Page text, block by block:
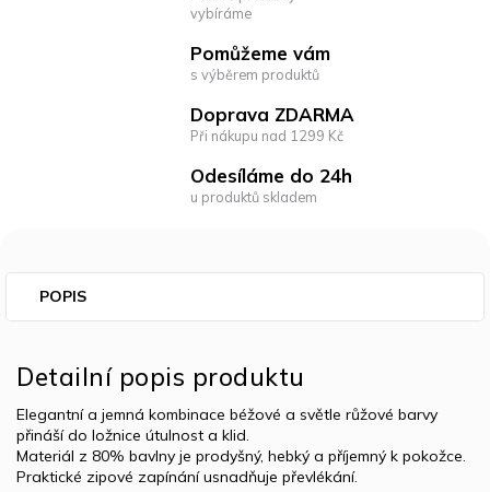
vybíráme
Pomůžeme vám
s výběrem produktů
Doprava ZDARMA
Při nákupu nad 1299 Kč
Odesíláme do 24h
u produktů skladem
POPIS
Detailní popis produktu
Elegantní a jemná kombinace béžové a světle růžové barvy
přináší do ložnice útulnost a klid.
Materiál z 80% bavlny je prodyšný, hebký a příjemný k pokožce.
Praktické zipové zapínání usnadňuje převlékání.